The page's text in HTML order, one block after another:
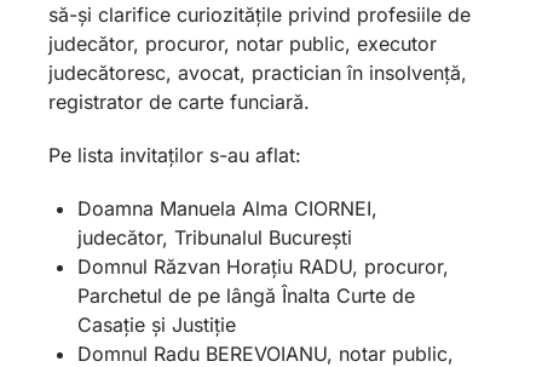
să-și clarifice curiozitățile privind profesiile de
judecător, procuror, notar public, executor
judecătoresc, avocat, practician în insolvență,
registrator de carte funciară.
Pe lista invitaților s-au aflat:
Doamna Manuela Alma CIORNEI,
judecător, Tribunalul București
Domnul Răzvan Horațiu RADU, procuror,
Parchetul de pe lângă Înalta Curte de
Casație și Justiție
Domnul Radu BEREVOIANU, notar public,